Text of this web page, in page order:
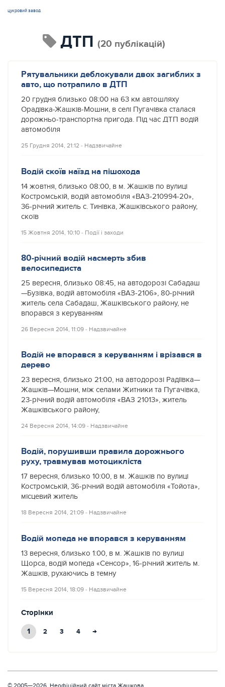
цукровий завод
ДТП (20 публікацій)
Рятувальники деблокували двох загиблих з
авто, що потрапило в ДТП
20 грудня близько 08:00 на 63 км автошляху
Орадівка-Жашків-Мошни, в селі Пугачівка сталася
дорожньо-транспортна пригода. Під час ДТП водій
автомобіля
25 Грудня 2014, 21:12 ‐ Надзвичайне
Водій скоїв наїзд на пішохода
14 жовтня, близько 08:00, в м. Жашків по вулиці
Костромській, водій автомобіля «ВАЗ-210994-20»,
36-річний житель с. Тинівка, Жашківського району,
скоїв
15 Жовтня 2014, 10:10 ‐ Події і заходи
80-річний водій насмерть збив
велосипедиста
25 вересня, близько 08:45, на автодорозі Сабадаш
—Бузівка, водій автомобіля «ВАЗ-2106», 80-річний
житель села Сабадаш, Жашківського району, не
впорався з керуванням
26 Вересня 2014, 11:09 ‐ Надзвичайне
Водій не впорався з керуванням і врізався в
дерево
23 вересня, близько 21:00, на автодорозі Радіївка—
Жашків—Мошни, між селами Житники та Пугачівка,
23-річний водій автомобіля «ВАЗ 21013», житель
Жашківського району,
24 Вересня 2014, 14:09 ‐ Надзвичайне
Водій, порушивши правила дорожнього
руху, травмував мотоцикліста
17 вересня, близько 10:00, в м. Жашків по вулиці
Костромській, 36-річний водій автомобіля «Тойота»,
місцевий житель
18 Вересня 2014, 21:09 ‐ Надзвичайне
Водій мопеда не впорався з керуванням
13 вересня, близько 1:00, в м. Жашків по вулиці
Щорса, водій мопеда «Сенсор», 16-річний житель м.
Жашків, рухаючись в темну
15 Вересня 2014, 18:09 ‐ Надзвичайне
Сторінки
1 2 3 4 →
© 2005—2026, Неофіційний сайт міста Жашкова.